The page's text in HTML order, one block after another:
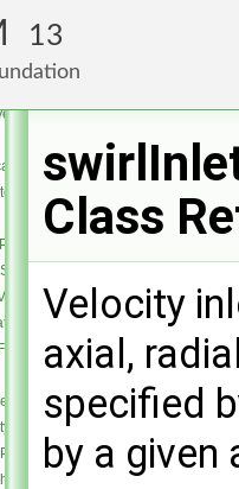
13
Class
Velocity
axial,
specified
by a